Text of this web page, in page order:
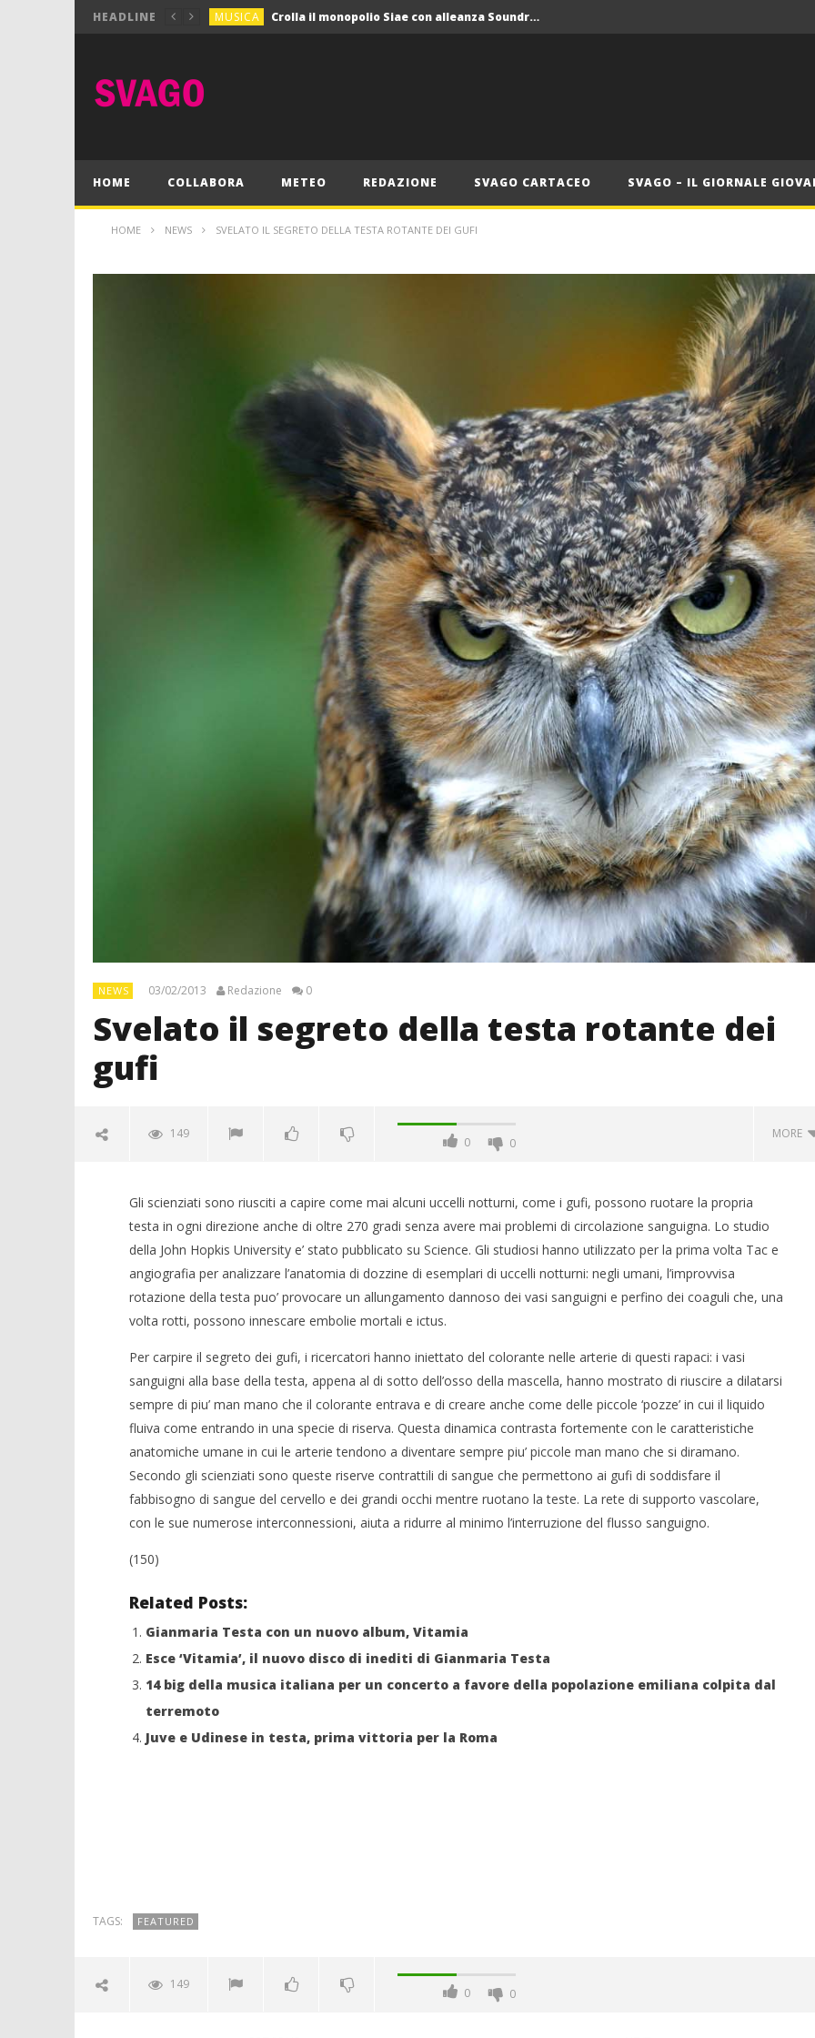
HEADLINE MUSICA Crolla il monopolio Siae con alleanza Soundreef – LEA
MUSICA Crolla il monopolio Siae con alleanza Soundreef – LEA
HOME COLLABORA METEO REDAZIONE SVAGO CARTACEO SVAGO – IL GIORNALE
HOME NEWS SVELATO IL SEGRETO DELLA TESTA ROTANTE DEI GUFI
NEWS 03/02/2013 Redazione 0
Svelato il segreto della testa rotante dei
gufi
149
0 0
MORE
NOW VIEWING
rotante dei gufi
03/02/2013
Redazione
Crolla il monopolio Siae con
alleanza Soundreef - LEA
03/02/2013
Redazione
Pink Floyd in mostra a Roma
03/02/2013
Redazione
Gli scienziati sono riusciti a capire come mai alcuni uccelli notturni, come i gufi, possono ruotare la propria
testa in ogni direzione anche di oltre 270 gradi senza avere mai problemi di circolazione sanguigna. Lo studio
della John Hopkis University e’ stato pubblicato su Science. Gli studiosi hanno utilizzato per la prima volta Tac e
angiografia per analizzare l’anatomia di dozzine di esemplari di uccelli notturni: negli umani, l’improvvisa
rotazione della testa puo’ provocare un allungamento dannoso dei vasi sanguigni e perfino dei coaguli che, una
volta rotti, possono innescare embolie mortali e ictus.
Per carpire il segreto dei gufi, i ricercatori hanno iniettato del colorante nelle arterie di questi rapaci: i vasi
sanguigni alla base della testa, appena al di sotto dell’osso della mascella, hanno mostrato di riuscire a dilatarsi
sempre di piu’ man mano che il colorante entrava e di creare anche come delle piccole ‘pozze’ in cui il liquido
fluiva come entrando in una specie di riserva. Questa dinamica contrasta fortemente con le caratteristiche
anatomiche umane in cui le arterie tendono a diventare sempre piu’ piccole man mano che si diramano.
Secondo gli scienziati sono queste riserve contrattili di sangue che permettono ai gufi di soddisfare il
fabbisogno di sangue del cervello e dei grandi occhi mentre ruotano la teste. La rete di supporto vascolare,
con le sue numerose interconnessioni, aiuta a ridurre al minimo l’interruzione del flusso sanguigno.
(150)
Related Posts:
Gianmaria Testa con un nuovo album, Vitamia
Esce ‘Vitamia’, il nuovo disco di inediti di Gianmaria Testa
14 big della musica italiana per un concerto a favore della popolazione emiliana colpita dal
terremoto
Juve e Udinese in testa, prima vittoria per la Roma
TAGS: FEATURED
149
0 0